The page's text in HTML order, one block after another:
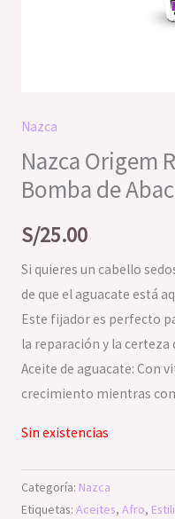
Nazca
Nazca Origem
Bomba de
S/25.00
Si quieres un cabello
de que el aguacate está
Este fijador es perfecto
la reparación y la certeza
Aceite de aguacate: Con
crecimiento mientras
Sin existencias
Categoría: Nazca
Etiquetas: Aceites, Afro,